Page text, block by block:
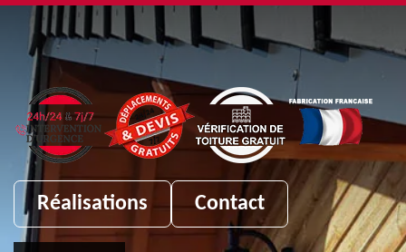
Réalisations Contact